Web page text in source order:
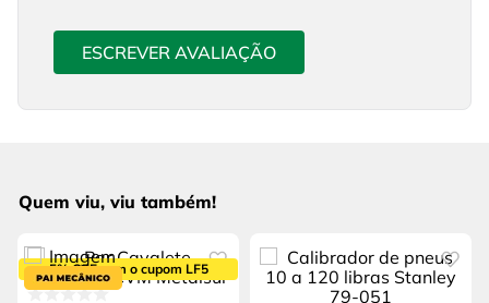
ESCREVER AVALIAÇÃO
Quem viu, viu também!
5% OFF com o cupom LF5